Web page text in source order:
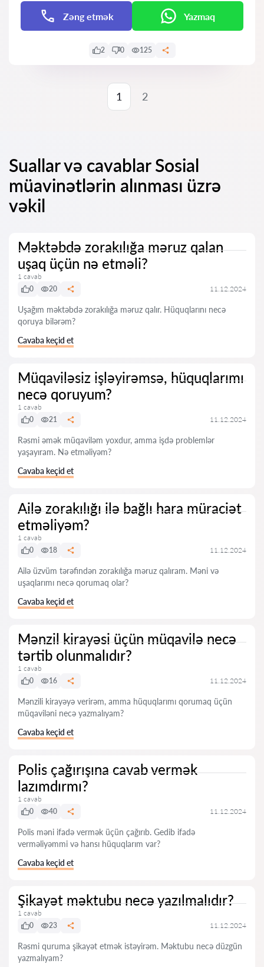
Zəng etmək Yazmaq
2 0 125
1 2
Suallar və cavablar Sosial
müavinətlərin alınması üzrə
vəkil
Məktəbdə zorakılığa məruz qalan
uşaq üçün nə etməli?
1 cavab
0
20 11.12.2024
Uşağım məktəbdə zorakılığa məruz qalır. Hüquqlarını necə
qoruya bilərəm?
Cavaba keçid et
Müqaviləsiz işləyirəmsə, hüquqlarımı
necə qoruyum?
1 cavab
0
21 11.12.2024
Rəsmi əmək müqaviləm yoxdur, amma işdə problemlər
yaşayıram. Nə etməliyəm?
Cavaba keçid et
Ailə zorakılığı ilə bağlı hara müraciət
etməliyəm?
1 cavab
0
18 11.12.2024
Ailə üzvüm tərəfindən zorakılığa məruz qalıram. Məni və
uşaqlarımı necə qorumaq olar?
Cavaba keçid et
Mənzil kirayəsi üçün müqavilə necə
tərtib olunmalıdır?
1 cavab
0
16 11.12.2024
Mənzili kirayəyə verirəm, amma hüquqlarımı qorumaq üçün
müqaviləni necə yazmalıyam?
Cavaba keçid et
Polis çağırışına cavab vermək
lazımdırmı?
1 cavab
0
40 11.12.2024
Polis məni ifadə vermək üçün çağırıb. Gedib ifadə
verməliyəmmi və hansı hüquqlarım var?
Cavaba keçid et
Şikayət məktubu necə yazılmalıdır?
1 cavab
0
23 11.12.2024
Rəsmi quruma şikayət etmək istəyirəm. Məktubu necə düzgün
yazmalıyam?